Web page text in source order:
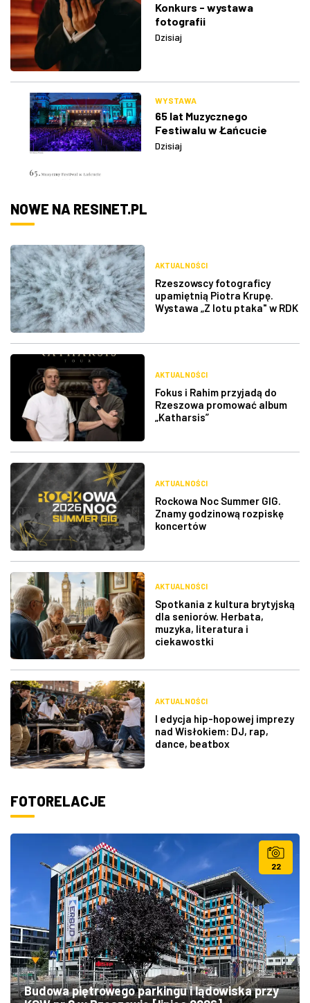
Konkurs - wystawa
fotografii
Dzisiaj
WYSTAWA
65 lat Muzycznego
Festiwalu w Łańcucie
Dzisiaj
NOWE NA RESINET.PL
AKTUALNOŚCI
Rzeszowscy fotograficy
upamiętnią Piotra Krupę.
Wystawa „Z lotu ptaka" w RDK
AKTUALNOŚCI
Fokus i Rahim przyjadą do
Rzeszowa promować album
„Katharsis”
AKTUALNOŚCI
Rockowa Noc Summer GIG.
Znamy godzinową rozpiskę
koncertów
AKTUALNOŚCI
Spotkania z kultura brytyjską
dla seniorów. Herbata,
muzyka, literatura i
ciekawostki
AKTUALNOŚCI
I edycja hip-hopowej imprezy
nad Wisłokiem: DJ, rap,
dance, beatbox
FOTORELACJE
22
Budowa piętrowego parkingu i lądowiska przy